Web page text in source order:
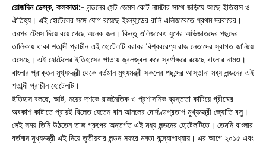
রোজদিন ডেস্ক, কলকাতা:- লন্ডনের সেন্ট জেমস কোর্ট নামটার সাথে জড়িয়ে আছে ইতিহাস ও
ঐতিহ্য। এই হোটেলের সঙ্গে যোগ রয়েছে ইংল্যান্ডের রানি এলিজাবেতে প্রথম দরবারের।
এরপর টেমস দিয়ে বয়ে গেছে অনেক জল। কিন্তু এলিজাবেথ যুগের অভিজাতদের পছন্দের
তালিকায় থাকা শতাব্দী প্রাচীন এই হোটেলটি বরাবর বিশ্ববরেণ্য রাজ নেতাদের স্বাগত জানিয়ে
এসেছে। এই হোটেলের ইতিহাসের পাতায় জ্বলজ্বল করে স্বর্ণাক্ষরে রয়েছে বাংলার নামও।
বাংলার প্রাক্তন মুখ্যমন্ত্রী থেকে বর্তমান মুখ্যমন্ত্রী সকলের পছন্দের আস্তানা মধ্য লন্ডনের এই
শতাব্দী প্রাচীন হোটেলটি।
ইতিহাস বলছে, আট, নয়ের দশকে রাজনৈতিক ও প্রশাসনিক ব্যস্ততা কাটিয়ে গ্রীষ্মের
অবকাশ কাটাতে প্রায়ই বিলেত যেতেন বাম আমলের দোর্দণ্ডপ্রতাপ মুখ্যমন্ত্রী জ্যোতি বসু।
সেই সময় তিনি উঠতেন তাজ গ্রুপের অন্তর্গত এই মধ্য লন্ডনের হোটেলটিতে। তেমনি বাংলার
বর্তমান মুখ্যমন্ত্রী এই নিয়ে তৃতীয়বার লন্ডন সফরে মমতা বন্দ্যোপাধ্যায়। এর আগে ২০১৫ এবং